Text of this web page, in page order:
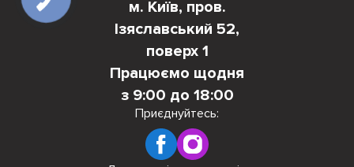
м. Київ, пров.
Ізяславський 52,
поверх 1
Працюємо щодня
з 9:00 до 18:00
Приєднуйтесь: